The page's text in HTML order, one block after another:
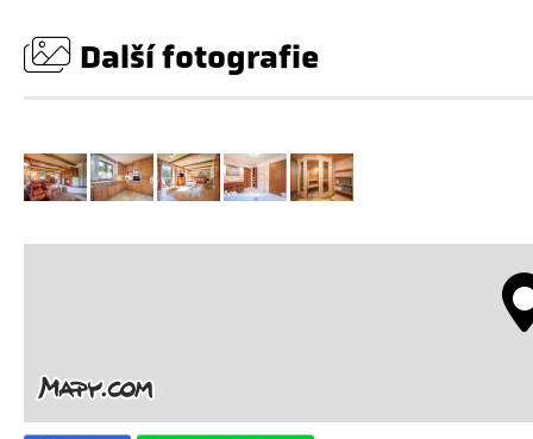
Další fotografie